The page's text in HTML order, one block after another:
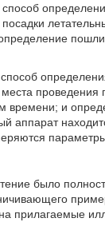
времени; и
аппарат
было
прилагаемые